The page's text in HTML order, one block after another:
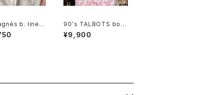
b. linen
leg Pa
90's TALBOTS bota
nical scroll printed I
rish linen sleeveles
¥9,900